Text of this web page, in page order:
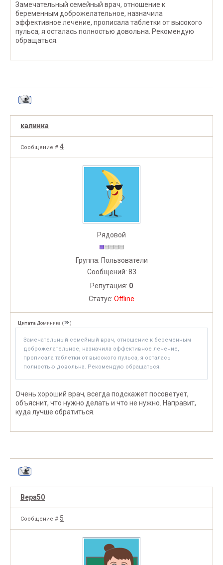
Замечательный семейный врач, отношение к
беременным доброжелательное, назначила
эффективное лечение, прописала таблетки от высокого
пульса, я осталась полностью довольна. Рекомендую
обращаться.
калинка
Сообщение # 4
Рядовой
Группа: Пользователи
Сообщений: 83
Репутация: 0
Статус: Offline
Цитата Доминика ( )
Замечательный семейный врач, отношение к беременным
доброжелательное, назначила эффективное лечение,
прописала таблетки от высокого пульса, я осталась
полностью довольна. Рекомендую обращаться.
Очень хороший врач, всегда подскажет посоветует,
объяснит, что нужно делать и что не нужно. Направит,
куда лучше обратиться.
Вера50
Сообщение # 5